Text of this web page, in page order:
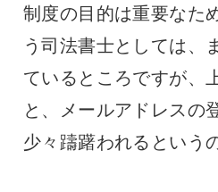
制度の目的は重要なた
う司法書士としては、
ているところですが、
と、メールアドレスの
少々躊躇われるという